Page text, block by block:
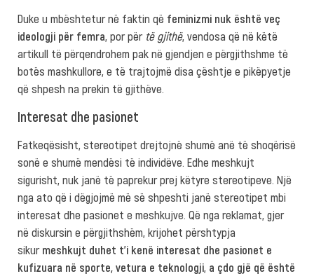
Duke u mbështetur në faktin që feminizmi nuk është veç
ideologji për femra, por për të gjithë, vendosa që në këtë
artikull të përqendrohem pak në gjendjen e përgjithshme të
botës mashkullore, e të trajtojmë disa çështje e pikëpyetje
që shpesh na prekin të gjithëve.
Interesat dhe pasionet
Fatkeqësisht, stereotipet drejtojnë shumë anë të shoqërisë
sonë e shumë mendësi të individëve. Edhe meshkujt
sigurisht, nuk janë të paprekur prej këtyre stereotipeve. Një
nga ato që i dëgjojmë më së shpeshti janë stereotipet mbi
interesat dhe pasionet e meshkujve. Që nga reklamat, gjer
në diskursin e përgjithshëm, krijohet përshtypja
sikur meshkujt duhet t’i kenë interesat dhe pasionet e
kufizuara në sporte, vetura e teknologji a çdo gjë që është